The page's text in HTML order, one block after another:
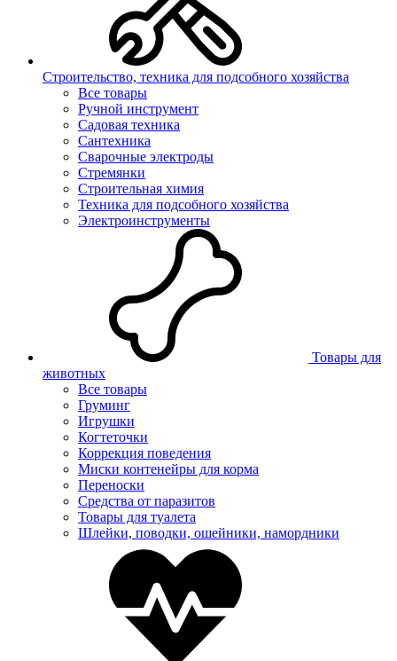
Строительство, техника для подсобного хозяйства
Все товары
Ручной инструмент
Садовая техника
Сантехника
Сварочные электроды
Стремянки
Строительная химия
Техника для подсобного хозяйства
Электроинструменты
Товары для
животных
Все товары
Груминг
Игрушки
Когтеточки
Коррекция поведения
Миски контенейры для корма
Переноски
Средства от паразитов
Товары для туалета
Шлейки, поводки, ошейники, намордники